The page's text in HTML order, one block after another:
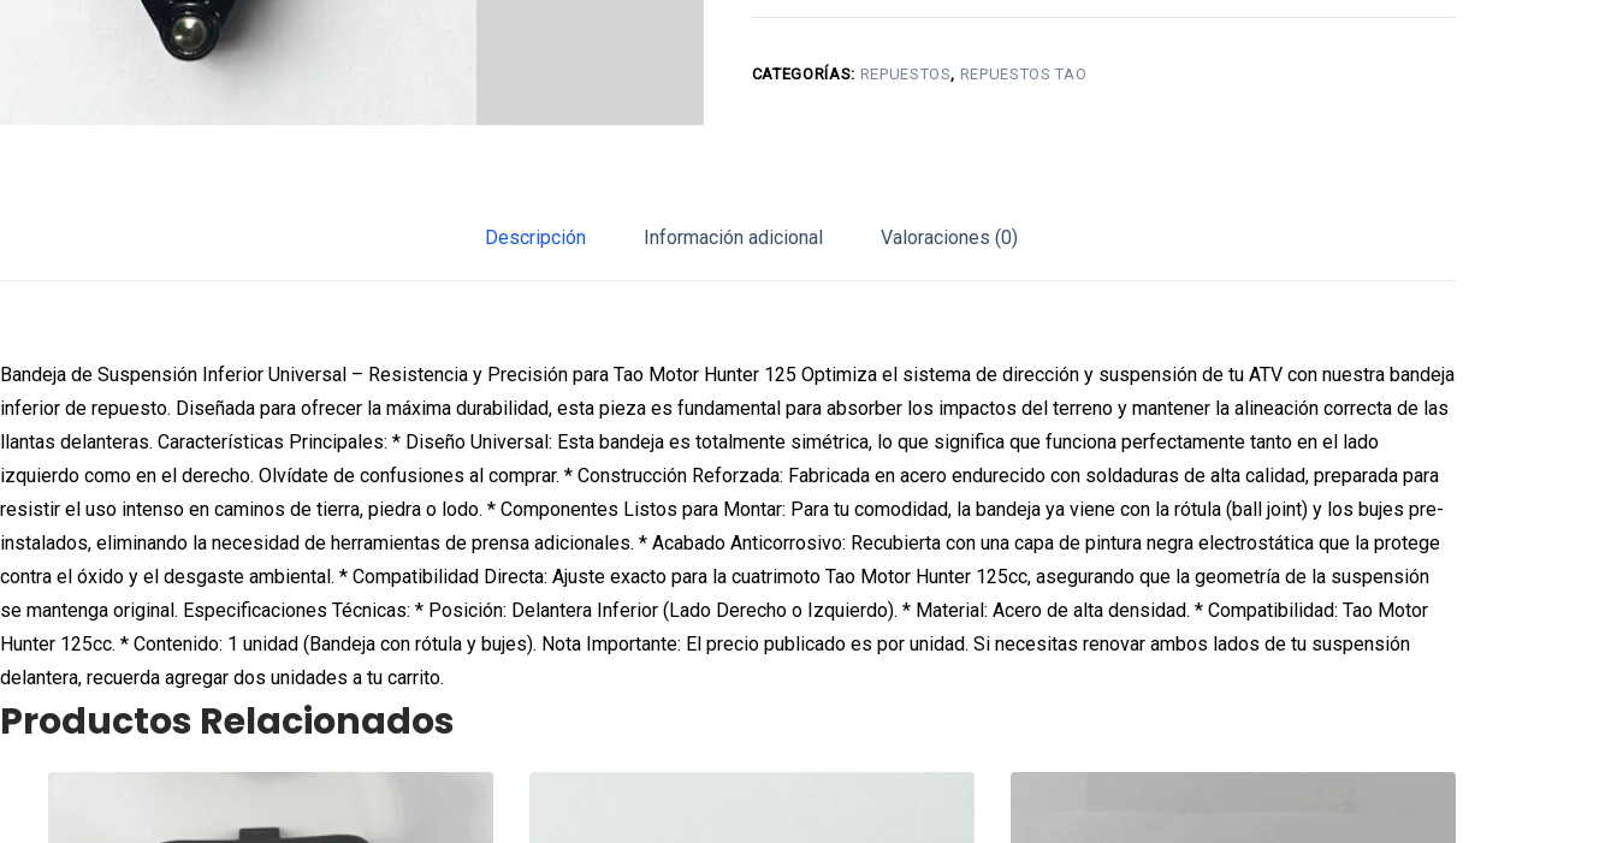
CATEGORÍAS: REPUESTOS, REPUESTOS TAO
Descripción Información adicional Valoraciones (0)
Bandeja de Suspensión Inferior Universal – Resistencia y Precisión para Tao Motor Hunter 125 Optimiza el sistema de dirección y suspensión de tu ATV con nuestra bandeja
inferior de repuesto. Diseñada para ofrecer la máxima durabilidad, esta pieza es fundamental para absorber los impactos del terreno y mantener la alineación correcta de las
llantas delanteras. Características Principales: * Diseño Universal: Esta bandeja es totalmente simétrica, lo que significa que funciona perfectamente tanto en el lado
izquierdo como en el derecho. Olvídate de confusiones al comprar. * Construcción Reforzada: Fabricada en acero endurecido con soldaduras de alta calidad, preparada para
resistir el uso intenso en caminos de tierra, piedra o lodo. * Componentes Listos para Montar: Para tu comodidad, la bandeja ya viene con la rótula (ball joint) y los bujes pre-
instalados, eliminando la necesidad de herramientas de prensa adicionales. * Acabado Anticorrosivo: Recubierta con una capa de pintura negra electrostática que la protege
contra el óxido y el desgaste ambiental. * Compatibilidad Directa: Ajuste exacto para la cuatrimoto Tao Motor Hunter 125cc, asegurando que la geometría de la suspensión
se mantenga original. Especificaciones Técnicas: * Posición: Delantera Inferior (Lado Derecho o Izquierdo). * Material: Acero de alta densidad. * Compatibilidad: Tao Motor
Hunter 125cc. * Contenido: 1 unidad (Bandeja con rótula y bujes). Nota Importante: El precio publicado es por unidad. Si necesitas renovar ambos lados de tu suspensión
delantera, recuerda agregar dos unidades a tu carrito.
Productos Relacionados